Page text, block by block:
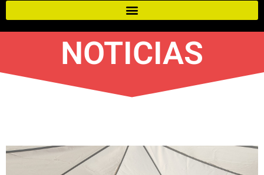
NOTICIAS